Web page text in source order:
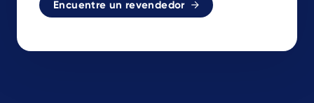
Encuentre un revendedor